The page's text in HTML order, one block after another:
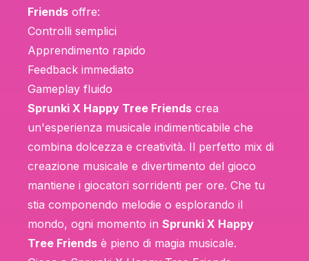
Friends offre:
Controlli semplici
Apprendimento rapido
Feedback immediato
Gameplay fluido
Sprunki X Happy Tree Friends crea
un'esperienza musicale indimenticabile che
combina dolcezza e creatività. Il perfetto mix di
creazione musicale e divertimento del gioco
mantiene i giocatori sorridenti per ore. Che tu
stia componendo melodie o esplorando il
mondo, ogni momento in Sprunki X Happy
Tree Friends è pieno di magia musicale.